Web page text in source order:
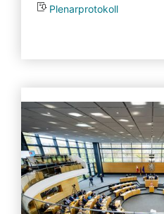
Plenarprotokoll